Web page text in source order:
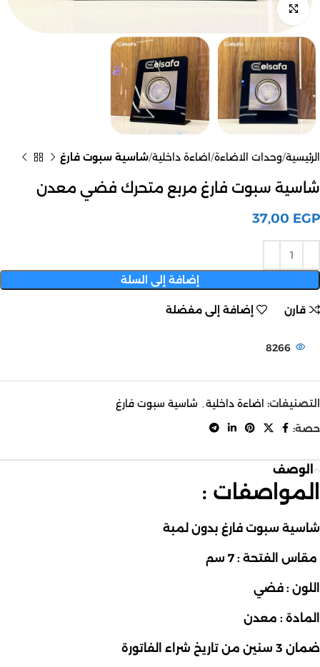
اضغط للتكبير
الرئيسية وحدات الاضاءة اضاءة داخلية شاسية سبوت فارغ
شاسية سبوت فارغ مربع متحرك فضي معدن
37,00 EGP
إضافة إلى السلة
قارن إضافة إلى مفضلة
8266
التصنيفات: اضاءة داخلية, شاسية سبوت فارغ
حصة:
الوصف
المواصفات :
شاسية سبوت فارغ بدون لمبة
مقاس الفتحة : 7 سم
اللون : فضي
المادة : معدن
ضمان 3 سنين من تاريخ شراء الفاتورة